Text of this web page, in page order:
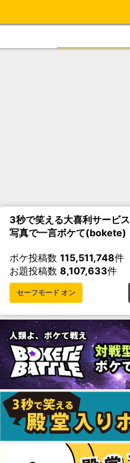
3秒で笑える大喜利サービス
写真で一言ボケて(bokete)
ボケ投稿数 115,511,748件
お題投稿数 8,107,633件
セーフモード オン